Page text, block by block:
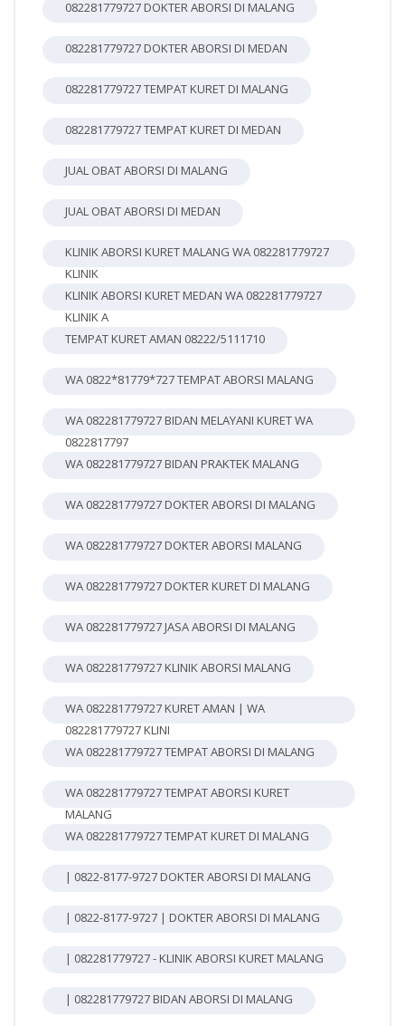
082281779727 DOKTER ABORSI DI MALANG
082281779727 DOKTER ABORSI DI MEDAN
082281779727 TEMPAT KURET DI MALANG
082281779727 TEMPAT KURET DI MEDAN
JUAL OBAT ABORSI DI MALANG
JUAL OBAT ABORSI DI MEDAN
KLINIK ABORSI KURET MALANG WA 082281779727
KLINIK
KLINIK ABORSI KURET MEDAN WA 082281779727
KLINIK A
TEMPAT KURET AMAN 08222/5111710
WA 0822*81779*727 TEMPAT ABORSI MALANG
WA 082281779727 BIDAN MELAYANI KURET WA
0822817797
WA 082281779727 BIDAN PRAKTEK MALANG
WA 082281779727 DOKTER ABORSI DI MALANG
WA 082281779727 DOKTER ABORSI MALANG
WA 082281779727 DOKTER KURET DI MALANG
WA 082281779727 JASA ABORSI DI MALANG
WA 082281779727 KLINIK ABORSI MALANG
WA 082281779727 KURET AMAN | WA
082281779727 KLINI
WA 082281779727 TEMPAT ABORSI DI MALANG
WA 082281779727 TEMPAT ABORSI KURET
MALANG
WA 082281779727 TEMPAT KURET DI MALANG
| 0822-8177-9727 DOKTER ABORSI DI MALANG
| 0822-8177-9727 | DOKTER ABORSI DI MALANG
| 082281779727 - KLINIK ABORSI KURET MALANG
| 082281779727 BIDAN ABORSI DI MALANG